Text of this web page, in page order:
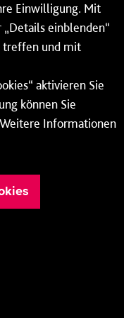
werden Ihre
Callcenter des
Dort erhalten Sie
bzw. zu
Einwilligung. Mit
einblenden“
treffen und mit
aktivieren Sie
können Sie
Informationen